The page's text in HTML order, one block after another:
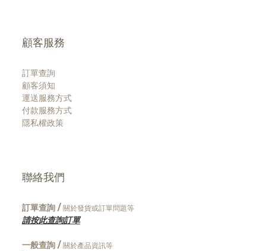
顧客服務
訂單查詢
顧客須知
運送服務方式
付款服務方式
隱私權政策
聯絡我們
訂單查詢 / 關於發貨或訂單問題等
請按此查詢訂單
一般查詢 / 關於產品資訊等